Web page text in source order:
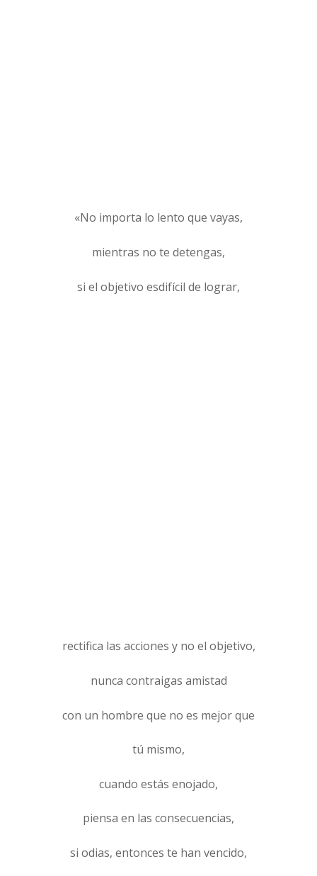
«No importa lo lento que vayas,
mientras no te detengas,
si el objetivo esdifícil de lograr,
rectifica las acciones y no el objetivo,
nunca contraigas amistad
con un hombre que no es mejor que
tú mismo,
cuando estás enojado,
piensa en las consecuencias,
si odias, entonces te han vencido,